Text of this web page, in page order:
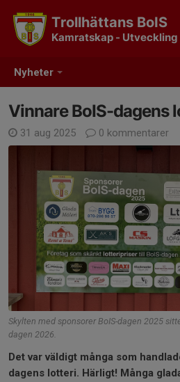
Nyheter
Trollhättans BoIS
Vinnare BoIS-dagens
31 aug 2025 0 kommentarer
Skylten med sponsorer BoIS-dagen 2025
dagen 2026.
Det var väldigt många som
dagens lotteri. Härligt! Många